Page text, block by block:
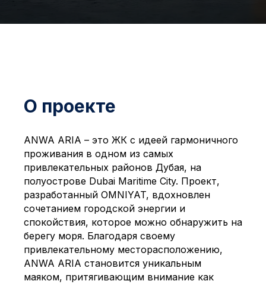
О проекте
ANWA ARIA – это ЖК с идеей гармоничного
проживания в одном из самых
привлекательных районов Дубая, на
полуострове Dubai Maritime City. Проект,
разработанный OMNIYAT, вдохновлен
сочетанием городской энергии и
спокойствия, которое можно обнаружить на
берегу моря. Благодаря своему
привлекательному месторасположению,
ANWA ARIA становится уникальным
маяком, притягивающим внимание как